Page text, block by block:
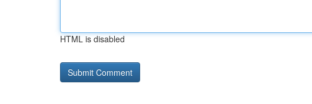
HTML is disabled